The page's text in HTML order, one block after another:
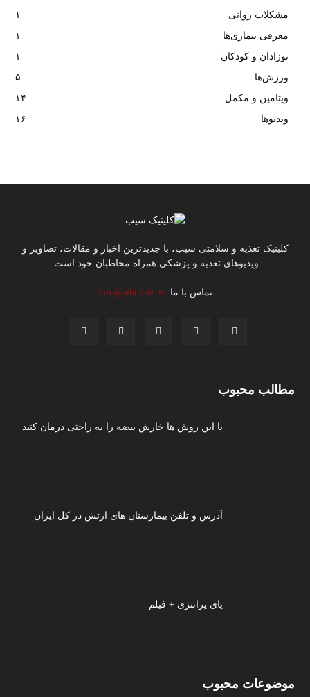
مشکلات روانی
۱
معرفی بیماری‌ها
۱
نوزادان و کودکان
۱
ورزش‌ها
۵
ویتامین و مکمل
۱۴
ویدیوها
۱۶
کلینیک تغذیه و سلامتی سیب، با جدیدترین اخبار و مقالات، تصاویر و
ویدیوهای تغذیه و پزشکی همراه مخاطبان خود است.
تماس با ما:info@sibclinic.ir
مطالب محبوب
با این روش ها خارش بیضه را به راحتی درمان کنید
آدرس و تلفن بیمارستان های ارتش در کل ایران
پای پرانتزی + فیلم
موضوعات محبوب